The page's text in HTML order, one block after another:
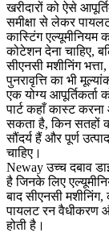
खरीदारों को ऐसे
समीक्षा से लेकर
कास्टिंग एल्यूमीनियम
कोटेशन देना चाहिए,
सीएनसी मशीनिंग
पुनरावृत्ति का भी
एक योग्य आपूर्तिकर्ता
पार्ट कहाँ कास्ट
सकता है, किन सतहों
सौंदर्य हैं और पूर्ण
चाहिए।
Neway उच्च दबाव
है जिनके लिए
बाद सीएनसी
पायलट रन वैधीकरण
होती है।